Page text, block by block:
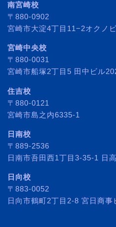
南宮崎校
〒880-0902
宮崎市大淀4丁目11−2オクノ
宮崎中央校
〒880-0031
宮崎市船塚2丁目5 田中ビル
住吉校
〒880-0121
宮崎市島之内6335-1
日南校
〒889-2536
日南市吾田西1丁目3-35-1 日
日向校
〒883-0052
日向市鶴町2丁目2-8 宮日商事